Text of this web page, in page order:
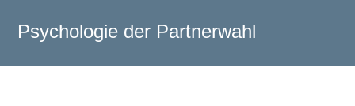
Psychologie der Partnerwahl